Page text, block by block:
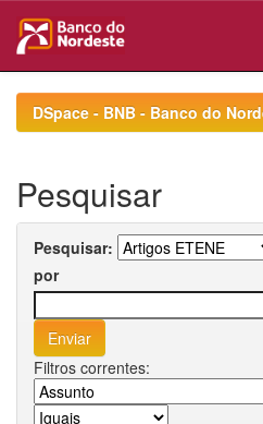
navigationDSpace - BNB - Banco do
Pesquisar
Pesquisar:
por
Filtros correntes: